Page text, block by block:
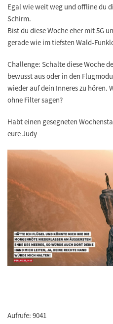
Egal wie weit weg und offline du
Schirm.
Bist du diese Woche eher mit 5G
gerade wie im tiefsten Wald-
Challenge: Schalte diese Woche
bewusst aus oder in den
wieder auf dein Inneres zu hören.
ohne Filter sagen?
Habt einen gesegneten
eure Judy
Aufrufe: 9041